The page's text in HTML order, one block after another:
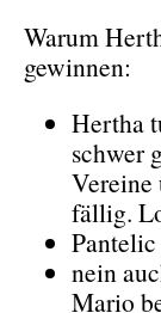
Warum
gewinnen:
Hertha
schwer
Vereine
fällig.
nein
Mario